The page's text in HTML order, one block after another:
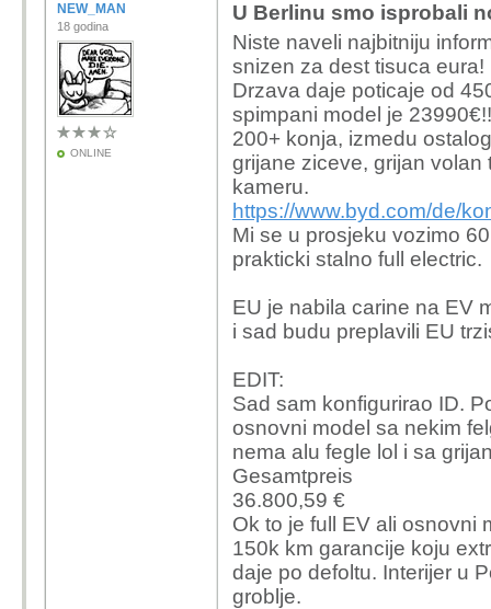
NEW_MAN
18 godina
ONLINE
U Berlinu smo isprobali
Niste naveli najbitniju
snizen za dest tisuca eura!
Drzava daje poticaje od
spimpani model je
200+ konja, izmedu
grijane ziceve, grijan
kameru.
https://www.byd.com/de/
Mi se u prosjeku vozimo
prakticki stalno full electric.
EU je nabila carine na EV
i sad budu preplavili EU
EDIT:
Sad sam konfigurirao ID.
osnovni model sa nekim
nema alu fegle lol i sa
Gesamtpreis
36.800,59 €
Ok to je full EV ali osnovni
150k km garancije koju
daje po defoltu. Interijer u
groblje.